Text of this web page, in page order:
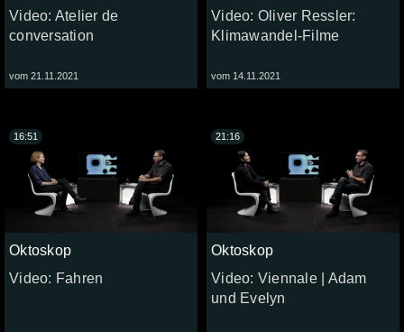
Video: Atelier de
conversation
vom 21.11.2021
Video: Oliver Ressler:
Klimawandel-Filme
vom 14.11.2021
Oktoskop
Video: Fahren
16:51
Oktoskop
Video: Viennale | Adam
und Evelyn
21:16